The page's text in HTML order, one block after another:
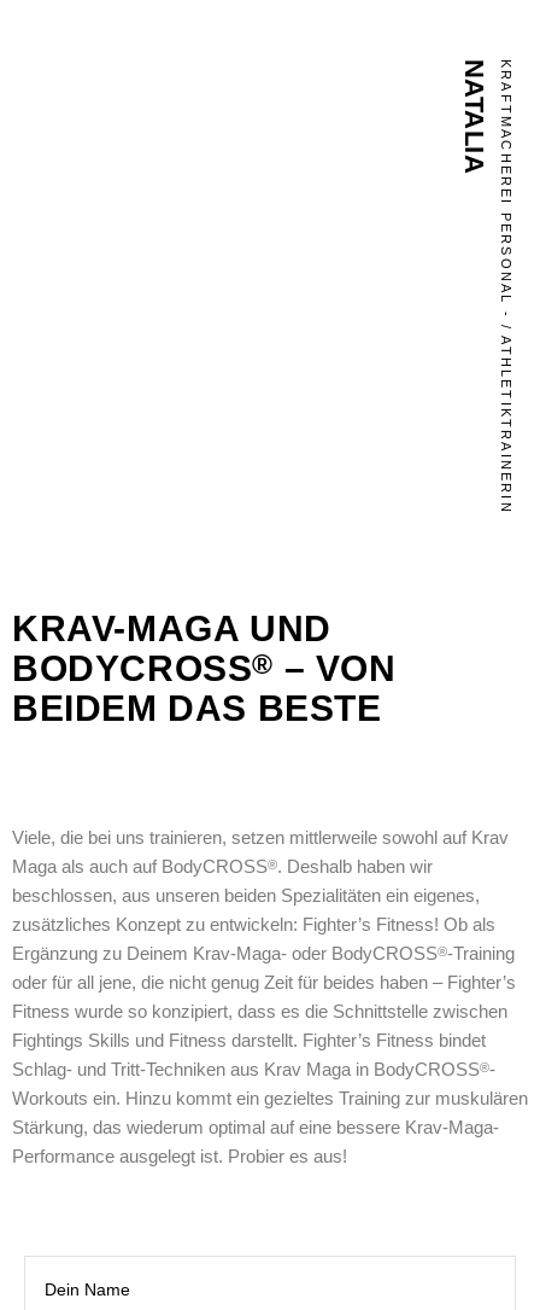
KRAFTMACHEREI PERSONAL - / ATHLETIKTRAINERIN
NATALIA
KRAV-MAGA UND
BODYCROSS® – VON
BEIDEM DAS BESTE
Viele, die bei uns trainieren, setzen mittlerweile sowohl auf Krav
Maga als auch auf BodyCROSS®. Deshalb haben wir
beschlossen, aus unseren beiden Spezialitäten ein eigenes,
zusätzliches Konzept zu entwickeln: Fighter’s Fitness! Ob als
Ergänzung zu Deinem Krav-Maga- oder BodyCROSS®-Training
oder für all jene, die nicht genug Zeit für beides haben – Fighter’s
Fitness wurde so konzipiert, dass es die Schnittstelle zwischen
Fightings Skills und Fitness darstellt. Fighter’s Fitness bindet
Schlag- und Tritt-Techniken aus Krav Maga in BodyCROSS®-
Workouts ein. Hinzu kommt ein gezieltes Training zur muskulären
Stärkung, das wiederum optimal auf eine bessere Krav-Maga-
Performance ausgelegt ist. Probier es aus!